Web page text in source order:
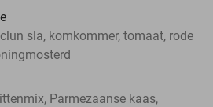
sla, komkommer, tomaat, rode
Parmezaanse kaas,